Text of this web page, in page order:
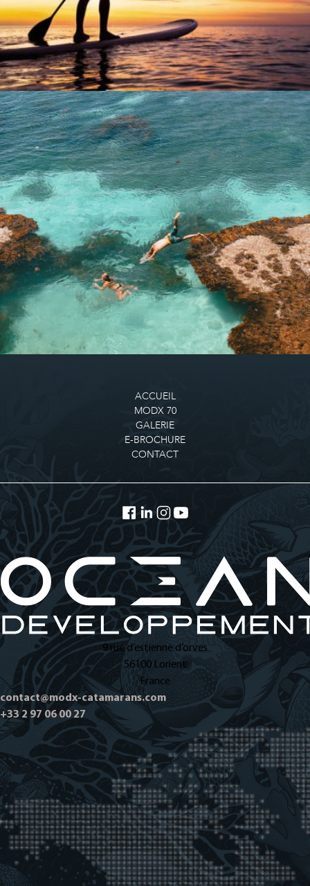
ACCUEIL
MODX 70
GALERIE
E-BROCHURE
CONTACT
9 rue d’estienne d’orves
56100 Lorient
France
contact@modx-catamarans.com
+33 2 97 06 00 27